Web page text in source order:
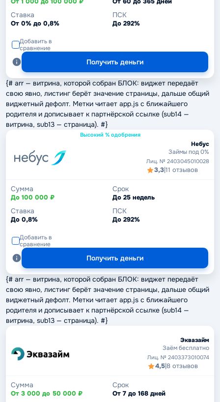
Ставка
От 0% до 0,8%
ПСК
До 292%
Добавить в
сравнение
Получить деньги
{# arr — витрина, которой собран БЛОК: виджет передаёт
свою явно, листинг берёт значение страницы, дальше общий
виджетный дефолт. Метки читает app.js с ближайшего
родителя и дописывает к партнёрской ссылке (sub14 —
витрина, sub13 — страница). #}
Высокий % одобрения
Небус
Займы под 0%
Лиц. № 2403045010028
3,3|11 отзывов
Сумма
До 100 000 ₽
Срок
До 25 недель
Ставка
До 0,8%
ПСК
До 292%
Добавить в
сравнение
Получить деньги
{# arr — витрина, которой собран БЛОК: виджет передаёт
свою явно, листинг берёт значение страницы, дальше общий
виджетный дефолт. Метки читает app.js с ближайшего
родителя и дописывает к партнёрской ссылке (sub14 —
витрина, sub13 — страница). #}
Эквазайм
Заём бесплатно
Лиц. № 2403373010074
4,5|8 отзывов
Сумма
От 3 000 до 50 000 ₽
Срок
От 7 до 168 дней